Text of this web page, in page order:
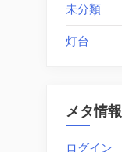
未分類
灯台
メタ情報
ログイン